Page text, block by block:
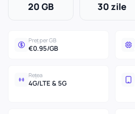
20 GB 30 zile
Preț per GB
€0.95/GB
Rețea
4G/LTE & 5G